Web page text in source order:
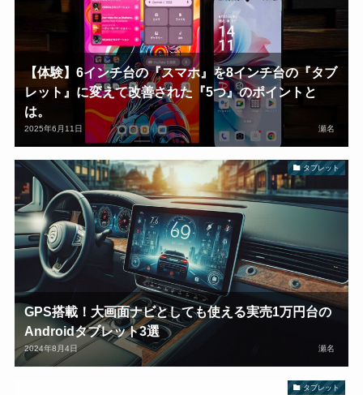
【体験】6インチ台の『スマホ』を8インチ台の『タブ
レット』に変えて改善された『5つ』のポイントと
は。
2025年6月11日 瀬名
タブレット
GPS搭載！大画面ナビとしても使える実売1万円台の
Androidタブレット3選
2024年8月4日 瀬名
タブレット